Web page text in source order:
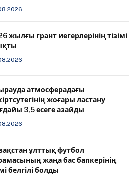
жылғы грант иегерлерінің тізімі
атмосферадағы
жоғары ластану
3,5 есеге азайды
ұлттық футбол
жаңа бас бапкерінің
белгілі болды